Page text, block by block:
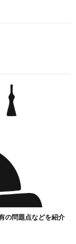
の問題点などを紹介